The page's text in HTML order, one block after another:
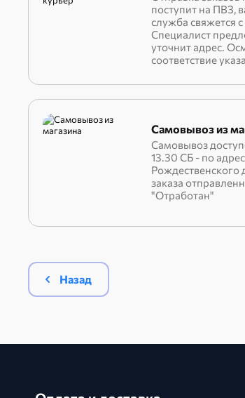
поступит на ПВЗ,
служба свяжется
Специалист
уточнит адрес.
соответствие
Самовывоз из
Самовывоз
13.30 СБ - по
Рождественского
заказа
"Отработан"
Назад